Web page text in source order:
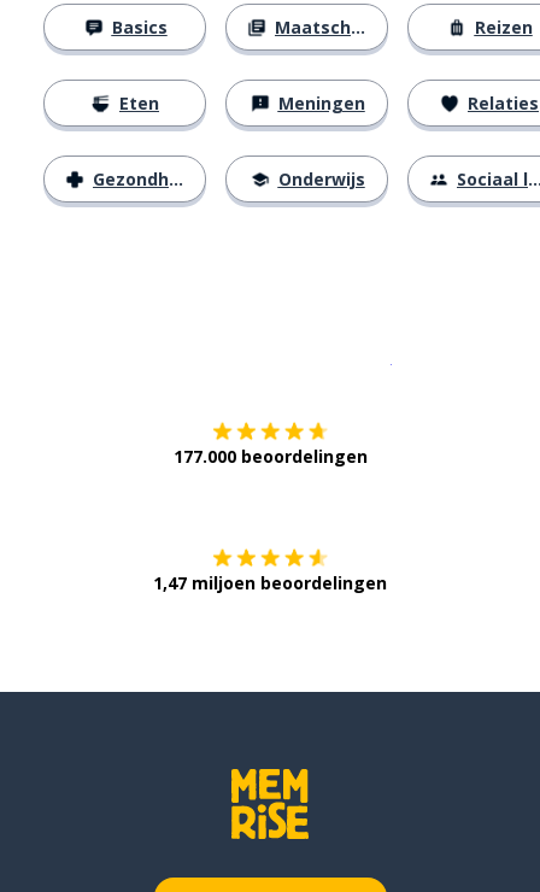
Basics
Eten
Gezondheid
Maatschappij
Meningen
Onderwijs
Reizen
Relaties
Sociaal leven
177.000 beoordelingen
1,47 miljoen beoordelingen